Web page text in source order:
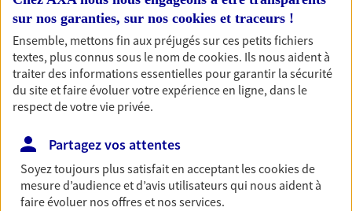
OBTENIR UN TARIF EN LIGNE
Garantie Accidents de la Vie
Bricoleuse, féru de jardinage, pâtissier en herbe
ou grande lectrice… personne n'est à l'abri d'un
accident du quotidien. Avec Ma Protection
Accident, protégez votre qualité de vie et vos
revenus.
sur nos garanties, sur nos cookies et traceurs !
Ensemble, mettons fin aux préjugés sur ces petits fichiers
textes, plus connus sous le nom decookies. Ils nous aident à
traiter des informations essentielles pour garantir la sécurité
du site et faire évoluer votre expérience en ligne, dans le
respect de votre vie privée.
Partagez vos attentes
Soyez toujours plus satisfait en acceptant lescookiesde
mesure d’audience et d’avis utilisateurs qui nous aident à
faire évoluer nos offres et nos services.